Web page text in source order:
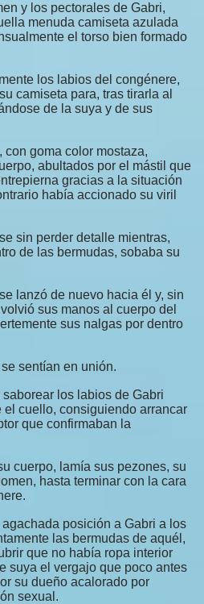
y los pectorales de Gabri,
menuda camiseta azulada
el torso bien formado
los labios del congénere,
camiseta para, tras tirarla al
de la suya y de sus
goma color mostaza,
abultados por el mástil que
gracias a la situación
había accionado su viril
sin perder detalle mientras,
de las bermudas, sobaba su
lanzó de nuevo hacia él y, sin
sus manos al cuerpo del
sus nalgas por dentro
sentían en unión.
los labios de Gabri
el cuello, consiguiendo arrancar
que confirmaban la
cuerpo, lamía sus pezones, su
hasta terminar con la cara
posición a Gabri a los
las bermudas de aquél,
que no había ropa interior
suya el vergajo que poco antes
su dueño acalorado por
sexual.